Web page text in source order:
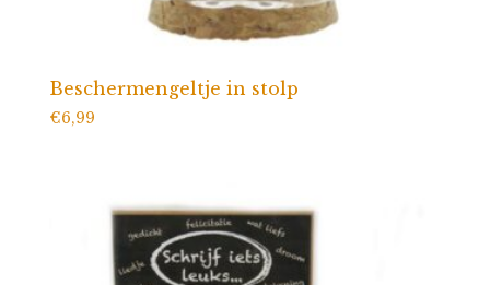
Beschermengeltje in stolp
€6,99